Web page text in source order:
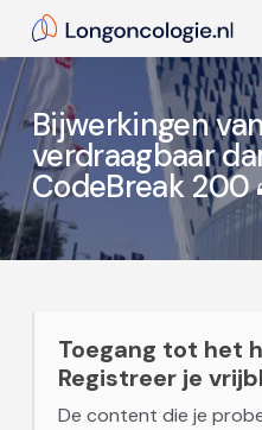
main
content
Bijwerkingen
verdraagbaar
CodeBreak 200
Toegang tot het
Registreer je
De content die je